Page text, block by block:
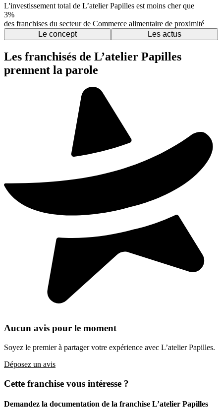
L'investissement total de L’atelier Papilles est moins cher que
3%
des franchises du secteur de Commerce alimentaire de proximité
Le concept
Les actus
Les franchisés de L’atelier Papilles
prennent la parole
Aucun avis pour le moment
Soyez le premier à partager votre expérience avec L’atelier Papilles.
Déposez un avis
Cette franchise vous intéresse ?
Demandez la documentation de la franchise L’atelier Papilles